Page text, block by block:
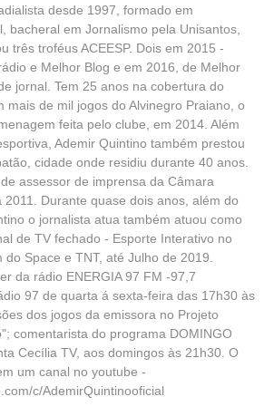
desde 1997, formado em
bacheral em Jornalismo pela Unisantos,
três troféus ACEESP. Dois em 2015 -
e Melhor Blog e em 2016, de Melhor
jornal. Tem 25 anos na cobertura do
mais de mil jogos do Alvinegro Praiano, o
feita pelo clube, em 2014. Além
Ademir Quintino também prestou
cidade onde residiu durante 40 anos.
assessor de imprensa da Câmara
2011. Durante quase dois anos, além do
o jornalista atua também atuou como
de TV fechado - Esporte Interativo no
Space e TNT, até Julho de 2019.
da rádio ENERGIA 97 FM -97,7
97 de quarta á sexta-feira das 17h30 às
dos jogos da emissora no Projeto
comentarista do programa DOMINGO
Cecília TV, aos domingos às 21h30. O
um canal no youtube -
c/AdemirQuintinooficial